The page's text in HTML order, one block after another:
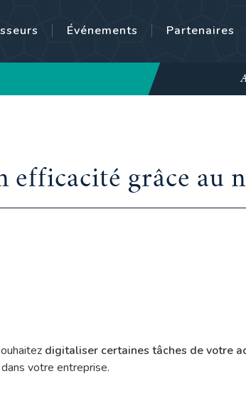
Événements Partenaires
efficacité grâce au
digitaliser certaines tâches de votre
votre entreprise.